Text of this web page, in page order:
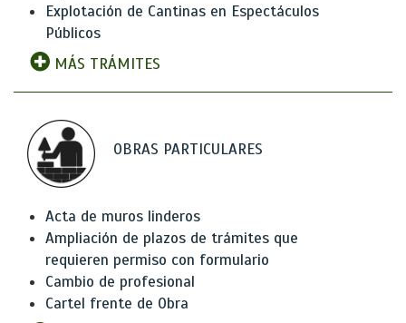
Explotación de Cantinas en Espectáculos
Públicos
MÁS TRÁMITES
OBRAS PARTICULARES
Acta de muros linderos
Ampliación de plazos de trámites que
requieren permiso con formulario
Cambio de profesional
Cartel frente de Obra